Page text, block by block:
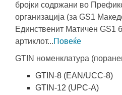
бројки содржани во
организација (за GS1
Единственит Матичен GS1
артиклот...Повеќе
GTIN номенклатура
GTIN-8 (EAN/UCC-8)
GTIN-12 (UPC-A)